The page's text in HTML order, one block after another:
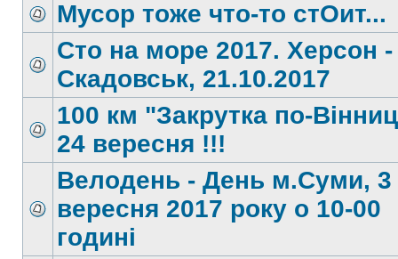
Мусор тоже что-то стОит...
Сто на море 2017. Херсон -
Скадовськ, 21.10.2017
100 км "Закрутка по-
24 вересня !!!
Велодень - День м.Суми, 3
вересня 2017 року о 10-00
годині